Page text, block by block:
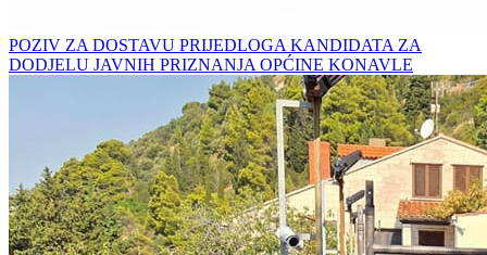
POZIV ZA DOSTAVU PRIJEDLOGA KANDIDATA ZA
DODJELU JAVNIH PRIZNANJA OPĆINE KONAVLE